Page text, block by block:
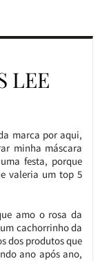
LEE
marca por aqui,
minha máscara
festa, porque
valeria um top 5
amo o rosa da
cachorrinho da
dos produtos que
ano após ano,